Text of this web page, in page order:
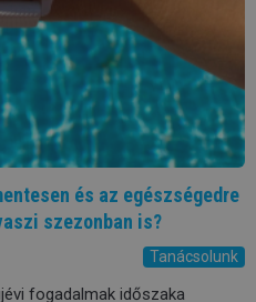
és az egészségedre
szezonban is?
Tanácsolunk
fogadalmak időszaka